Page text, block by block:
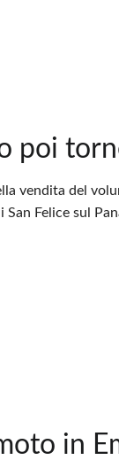
poi
vendita del
Felice sul
in